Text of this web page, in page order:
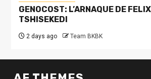
GENOCOST: L’ARNAQUE DE FELIX
TSHISEKEDI
2 days ago Team BKBK